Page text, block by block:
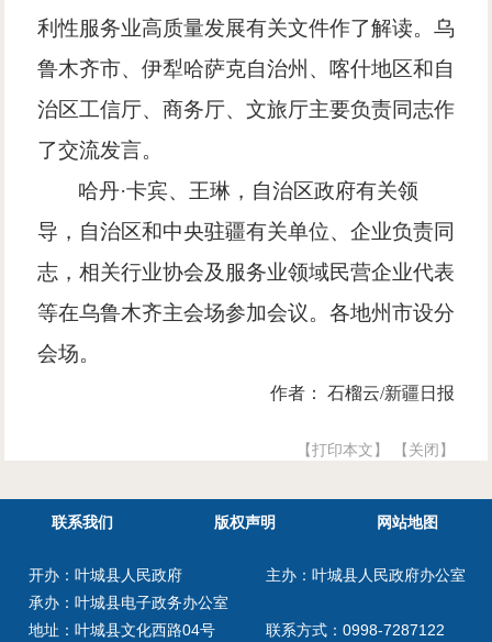
利性服务业高质量发展有关文件作了解读。乌
鲁木齐市、伊犁哈萨克自治州、喀什地区和自
治区工信厅、商务厅、文旅厅主要负责同志作
了交流发言。
哈丹·卡宾、王琳，自治区政府有关领
导，自治区和中央驻疆有关单位、企业负责同
志，相关行业协会及服务业领域民营企业代表
等在乌鲁木齐主会场参加会议。各地州市设分
会场。
作者： 石榴云/新疆日报
【打印本文】 【关闭】
联系我们 版权声明 网站地图
开办：叶城县人民政府
承办：叶城县电子政务办公室
地址：叶城县文化西路04号
主办：叶城县人民政府办公室
联系方式：0998-7287122